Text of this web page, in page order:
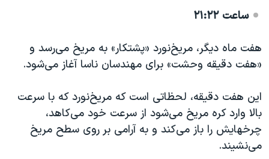
ساعت ۲۱:۲۲
هفت ماه دیگر، مریخ‌نورد «پشتکار» به مریخ می‌رسد و
«هفت دقیقه وحشت» برای مهندسان ناسا آغاز می‌شود.
این هفت دقیقه، لحظاتی است که مریخ‌نورد که با سرعت
بالا وارد کره مریخ می‌شود از سرعت خود می‌کاهد،
چرخهایش را باز می‌کند و به آرامی بر روی سطح مریخ
می‌نشیند.